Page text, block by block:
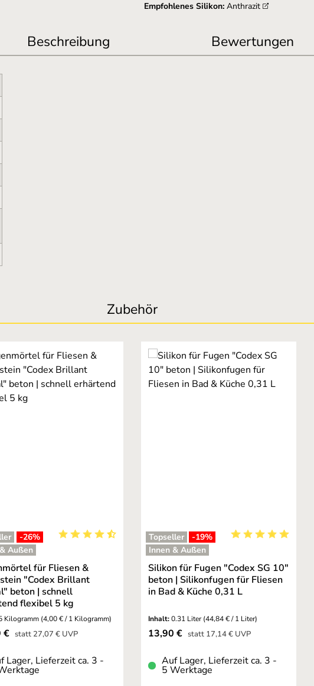
Empfohlenes Silikon: Anthrazit
Beschreibung Bewertungen
Zubehör
von 5 von 5 Sternen
-26%
Außen
Durchschnittliche Bewertung von 4.95 von 5 Sternen
für Fliesen &
"Codex Brillant
beton | schnell
flexibel 5 kg
Kilogramm (4,00 € / 1 Kilogramm)
€ statt Regulärer Preis:
27,07 € UVP
Lager, Lieferzeit ca. 3 -
Topseller -19%
Innen & Außen
Durchschnittliche
Silikon für Fugen "Codex SG 10"
beton | Silikonfugen für Fliesen
in Bad & Küche 0,31 L
Inhalt:0.31 Liter(44,84 € / 1 Liter)
Verkaufspreis:
13,90 € statt Regulärer Preis:
17,14 € UVP
Auf Lager, Lieferzeit ca. 3 -
5 Werktage